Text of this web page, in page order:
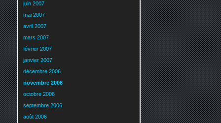
juin 2007
mai 2007
avril 2007
mars 2007
février 2007
janvier 2007
décembre 2006
novembre 2006
octobre 2006
septembre 2006
août 2006